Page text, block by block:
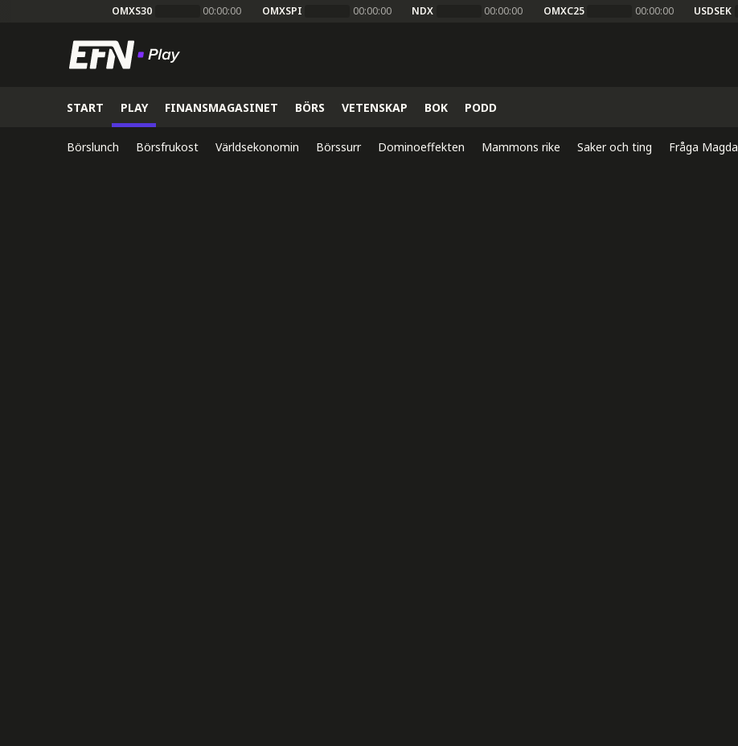
OMXS30 00:00:00 OMXSPI 00:00:00 NDX 00:00:00 OMXC25 00:00:00 USDSEK
START PLAY FINANSMAGASINET BÖRS VETENSKAP BOK PODD
Börslunch Börsfrukost Världsekonomin Börssurr Dominoeffekten Mammons rike Saker och ting Fråga Magda